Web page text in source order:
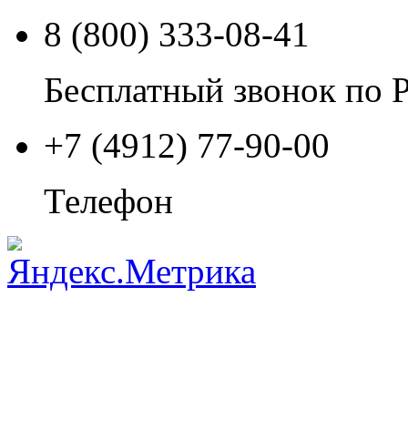
8 (800) 333-08-41
Бесплатный звонок по
+7 (4912) 77-90-00
Телефон